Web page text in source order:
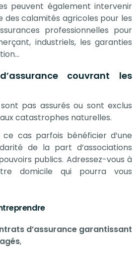
peuvent également intervenir
des calamités agricoles pour les
professionnelles pour
industriels, les garanties
couvrant les
pas assurés ou sont exclus
catastrophes naturelles.
ce cas parfois bénéficier d’une
de la part d’associations
publics. Adressez-vous à
domicile qui pourra vous
d’assurance garantissant
,